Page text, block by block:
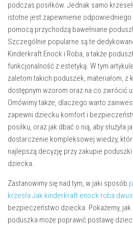
podczas posiłków. Jednak samo
istotne jest zapewnienie odpowiedniego
pomocą przychodzą bawełniane
Szczególnie popularne są te
Kinderkraft Enock i Roba, a także
funkcjonalność z estetyką. W tym
zaletom takich poduszek, materiałom, z
dostępnym wzorom oraz na co zwrócić
Omówimy także, dlaczego warto
zapewni dziecku komfort i
posiłku, oraz jak dbać o nią, aby służyła
dostarczenie kompleksowej wiedzy,
najlepszą decyzję przy zakupie
dziecka.
Zastanowimy się nad tym, w jaki sposób
krzesła Jak kinderkraft enock roba
bezpieczeństwo dziecka. Pokażemy,
poduszka może poprawić postawę